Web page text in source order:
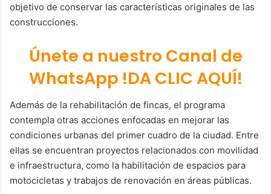
objetivo de conservar las características originales de las
construcciones.
Únete a nuestro Canal de
WhatsApp !DA CLIC AQUÍ!
Además de la rehabilitación de fincas, el programa
contempla otras acciones enfocadas en mejorar las
condiciones urbanas del primer cuadro de la ciudad. Entre
ellas se encuentran proyectos relacionados con movilidad
e infraestructura, como la habilitación de espacios para
motocicletas y trabajos de renovación en áreas públicas.